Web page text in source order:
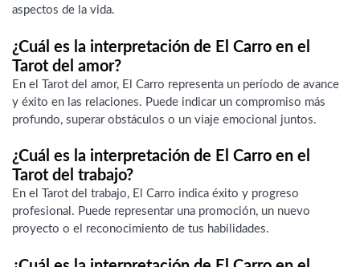
aspectos de la vida.
¿Cuál es la interpretación de El Carro en el
Tarot del amor?
En el Tarot del amor, El Carro representa un período de avance
y éxito en las relaciones. Puede indicar un compromiso más
profundo, superar obstáculos o un viaje emocional juntos.
¿Cuál es la interpretación de El Carro en el
Tarot del trabajo?
En el Tarot del trabajo, El Carro indica éxito y progreso
profesional. Puede representar una promoción, un nuevo
proyecto o el reconocimiento de tus habilidades.